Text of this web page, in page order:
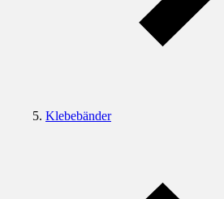
Klebebänder